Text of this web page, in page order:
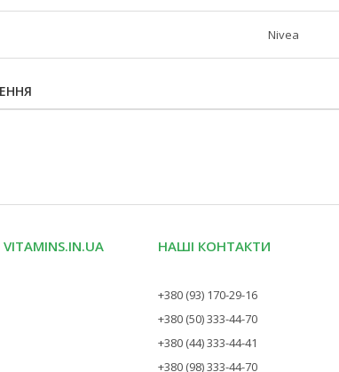
Nivea
НАШІ КОНТАКТИ
+380 (93) 170-29-16
+380 (50) 333-44-70
+380 (44) 333-44-41
+380 (98) 333-44-70